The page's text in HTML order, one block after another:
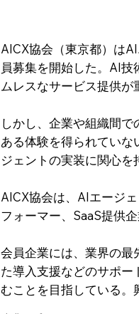
AICX協会（東京都）は
員募集を開始した。AI
ムレスなサービス提供が
しかし、企業や組織間
ある体験を得られてい
ジェントの実装に関心を
AICX協会は、AIエージ
フォーマー、SaaS提供
会員企業には、業界の最
た導入支援などのサポ
むことを目指している。